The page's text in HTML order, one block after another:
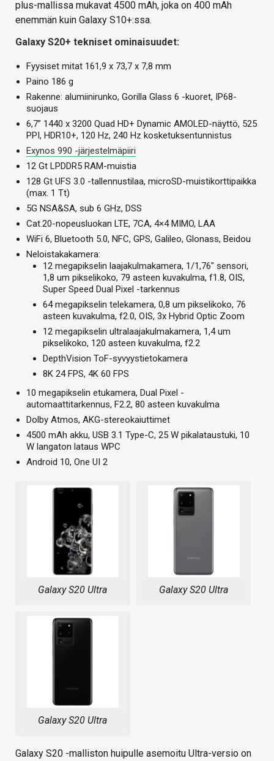
plus-mallissa mukavat 4500 mAh, joka on 400 mAh
enemmän kuin Galaxy S10+:ssa.
Galaxy S20+ tekniset ominaisuudet:
Fyysiset mitat 161,9 x 73,7 x 7,8 mm
Paino 186 g
Rakenne: alumiinirunko, Gorilla Glass 6 -kuoret, IP68-
suojaus
6,7” 1440 x 3200 Quad HD+ Dynamic AMOLED-näyttö, 525
PPI, HDR10+, 120 Hz, 240 Hz kosketuksentunnistus
Exynos 990 -järjestelmäpiiri
12 Gt LPDDR5 RAM-muistia
128 Gt UFS 3.0 -tallennustilaa, microSD-muistikorttipaikka
(max. 1 Tt)
5G NSA&SA, sub 6 GHz, DSS
Cat.20-nopeusluokan LTE, 7CA, 4×4 MIMO, LAA
WiFi 6, Bluetooth 5.0, NFC, GPS, Galileo, Glonass, Beidou
Neloistakakamera:
12 megapikselin laajakulmakamera, 1/1,76″ sensori,
1,8 um pikselikoko, 79 asteen kuvakulma, f1.8, OIS,
Super Speed Dual Pixel -tarkennus
64 megapikselin telekamera, 0,8 um pikselikoko, 76
asteen kuvakulma, f2.0, OIS, 3x Hybrid Optic Zoom
12 megapikselin ultralaajakulmakamera, 1,4 um
pikselikoko, 120 asteen kuvakulma, f2.2
DepthVision ToF-syvyystietokamera
8K 24 FPS, 4K 60 FPS
10 megapikselin etukamera, Dual Pixel -
automaattitarkennus, F2.2, 80 asteen kuvakulma
Dolby Atmos, AKG-stereokaiuttimet
4500 mAh akku, USB 3.1 Type-C, 25 W pikalataustuki, 10
W langaton lataus WPC
Android 10, One UI 2
Galaxy S20 Ultra Galaxy S20 Ultra
Galaxy S20 Ultra
Galaxy S20 -malliston huipulle asemoitu Ultra-versio on